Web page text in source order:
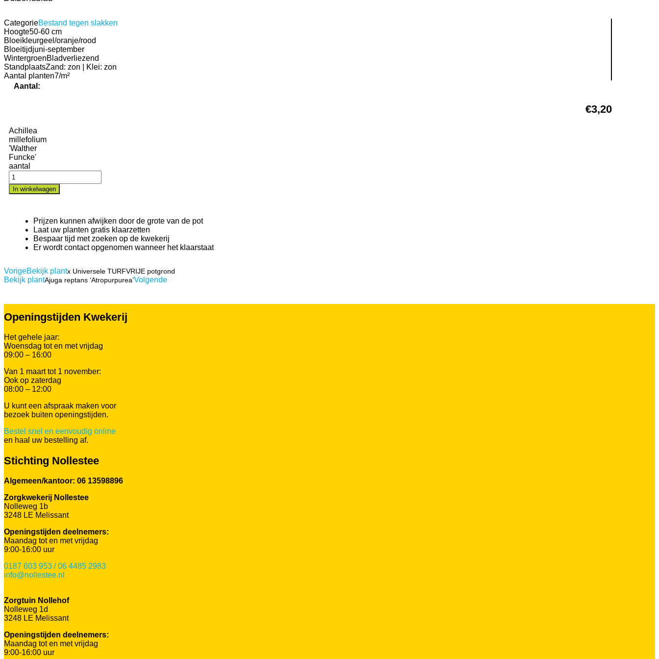
CategorieBestand tegen slakken
Hoogte50-60 cm
Bloeikleurgeel/oranje/rood
Bloeitijdjuni-september
WintergroenBladverliezend
StandplaatsZand: zon | Klei: zon
Aantal planten7/m²
Aantal:
€3,20
Achillea
millefolium
'Walther
Funcke'
aantal
In winkelwagen
Prijzen kunnen afwijken door de grote van de pot
Laat uw planten gratis klaarzetten
Bespaar tijd met zoeken op de kwekerij
Er wordt contact opgenomen wanneer het klaarstaat
VorigeBekijk plantx Universele TURFVRIJE potgrond
Bekijk plantAjuga reptans ‘Atropurpurea’Volgende
Openingstijden Kwekerij
Het gehele jaar:
Woensdag tot en met vrijdag
09:00 – 16:00
Van 1 maart tot 1 november:
Ook op zaterdag
08:00 – 12:00
U kunt een afspraak maken voor
bezoek buiten openingstijden.
Bestel snel en eenvoudig online
en haal uw bestelling af.
Stichting Nollestee
Algemeen/kantoor: 06 13598896
Zorgkwekerij Nollestee
Nolleweg 1b
3248 LE Melissant
Openingstijden deelnemers:
Maandag tot en met vrijdag
9:00-16:00 uur
0187 603 953 / 06 4485 2983
info@nollestee.nl
Zorgtuin Nollehof
Nolleweg 1d
3248 LE Melissant
Openingstijden deelnemers:
Maandag tot en met vrijdag
9:00-16:00 uur